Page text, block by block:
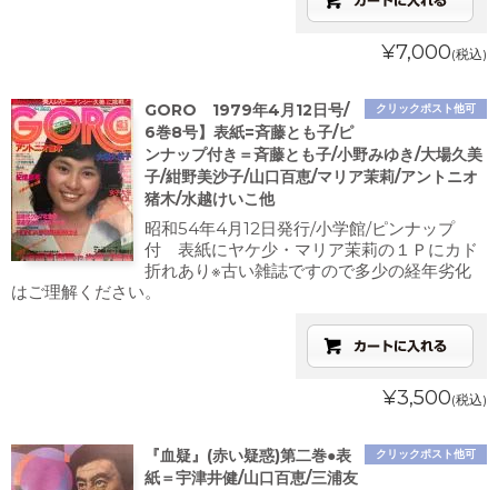
¥7,000(税込)
クリックポスト他可
GORO 1979年4月12日号/
6巻8号】表紙=斉藤とも子/ピ
ンナップ付き＝斉藤とも子/小野みゆき/大場久美
子/紺野美沙子/山口百恵/マリア茉莉/アントニオ
猪木/水越けいこ他
昭和54年4月12日発行/小学館/ピンナップ
付 表紙にヤケ少・マリア茉莉の１Ｐにカド
折れあり※古い雑誌ですので多少の経年劣化
はご理解ください。
¥3,500(税込)
クリックポスト他可
『血疑』(赤い疑惑)第二巻●表
紙＝宇津井健/山口百恵/三浦友